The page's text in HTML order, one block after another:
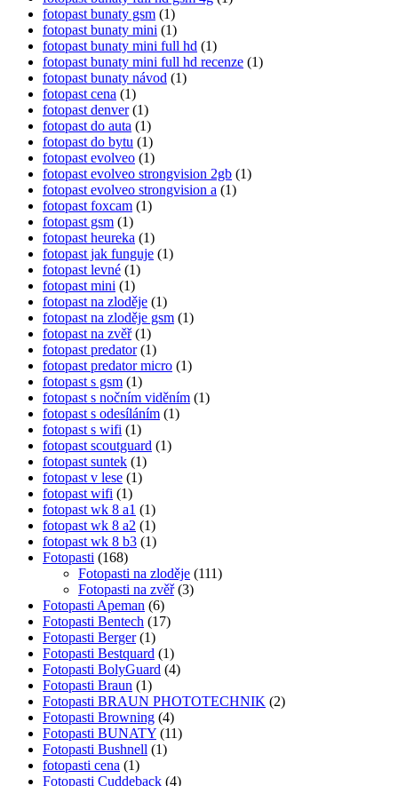
fotopast bunaty gsm (1)
fotopast bunaty mini (1)
fotopast bunaty mini full hd (1)
fotopast bunaty mini full hd recenze (1)
fotopast bunaty návod (1)
fotopast cena (1)
fotopast denver(1)
fotopast do auta (1)
fotopast do bytu (1)
fotopast evolveo (1)
fotopast evolveo strongvision 2gb (1)
fotopast evolveo strongvision a (1)
fotopast foxcam (1)
fotopast gsm (1)
fotopast heureka (1)
fotopast jak funguje (1)
fotopast levné (1)
fotopast mini (1)
fotopast na zloděje (1)
fotopast na zloděje gsm (1)
fotopast na zvěř(1)
fotopast predator(1)
fotopast predator micro (1)
fotopast s gsm (1)
fotopast s nočním viděním (1)
fotopast s odesíláním (1)
fotopast s wifi (1)
fotopast scoutguard (1)
fotopast suntek (1)
fotopast v lese (1)
fotopast wifi (1)
fotopast wk 8 a1 (1)
fotopast wk 8 a2 (1)
fotopast wk 8 b3 (1)
Fotopasti (168)
Fotopasti na zloděje (111)
Fotopasti na zvěř(3)
Fotopasti Apeman (6)
Fotopasti Bentech (17)
Fotopasti Berger(1)
Fotopasti Bestquard (1)
Fotopasti BolyGuard (4)
Fotopasti Braun (1)
Fotopasti BRAUN PHOTOTECHNIK (2)
Fotopasti Browning (4)
Fotopasti BUNATY (11)
Fotopasti Bushnell (1)
fotopasti cena (1)
Fotopasti Cuddeback (4)